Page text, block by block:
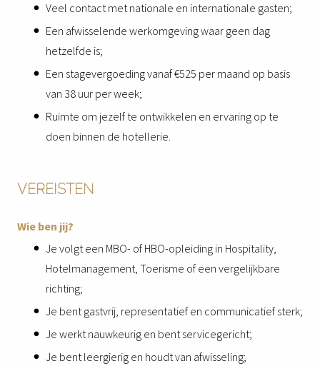
Veel contact met nationale en internationale gasten;
Een afwisselende werkomgeving waar geen dag
hetzelfde is;
Een stagevergoeding vanaf €525 per maand op basis
van 38 uur per week;
Ruimte om jezelf te ontwikkelen en ervaring op te
doen binnen de hotellerie.
VEREISTEN
Wie ben jij?
Je volgt een MBO- of HBO-opleiding in Hospitality,
Hotelmanagement, Toerisme of een vergelijkbare
richting;
Je bent gastvrij, representatief en communicatief sterk;
Je werkt nauwkeurig en bent servicegericht;
Je bent leergierig en houdt van afwisseling;